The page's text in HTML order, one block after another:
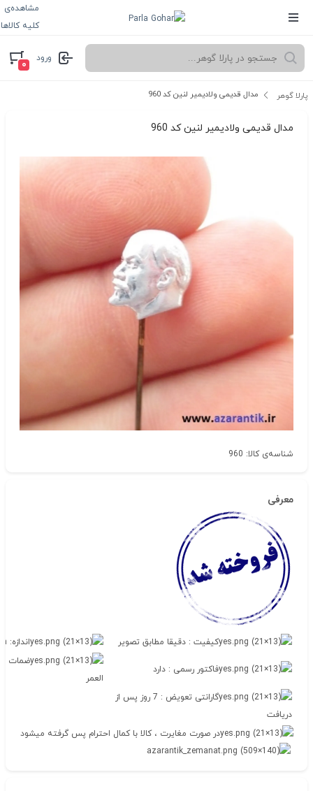
مشاهده‌ی
کلیه کالاها
ورود
۰
پارلا گوهر مدال قدیمی ولادیمیر لنین کد 960
مدال قدیمی ولادیمیر لنین کد 960
شناسه‌ی کالا: 960
معرفی
کیفیت : دقیقا مطابق تصویر اندازه: 9mm*9.5mm
فاکتور رسمی : دارد
ضمات
العمر
گارانتی تعویض : 7 روز پس از
دریافت
در صورت مغایرت ، کالا با کمال احترام پس گرفته میشود